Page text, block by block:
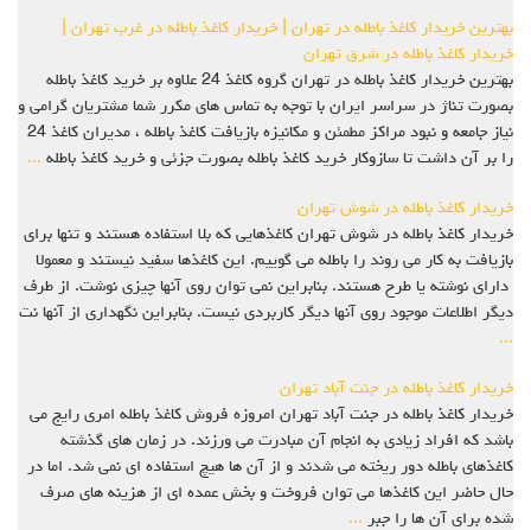
بهترین خریدار کاغذ باطله در تهران | خریدار کاغذ باطله در غرب تهران |
خریدار کاغذ باطله در شرق تهران
بهترین خریدار کاغذ باطله در تهران گروه کاغذ 24 علاوه بر خرید کاغذ باطله
بصورت تناژ در سراسر ایران با توجه به تماس های مکرر شما مشتریان گرامی و
نیاز جامعه و نبود مراکز مطمئن و مکانیزه بازیافت کاغذ باطله ، مدیران کاغذ 24
را بر آن داشت تا سازوکار خرید کاغذ باطله بصورت جزئی و خرید کاغذ باطله ...
خریدار کاغذ باطله در شوش تهران
خریدار کاغذ باطله در شوش تهران کاغذهایی که بلا استفاده هستند و تنها برای
بازیافت به کار می روند را باطله می گوییم. این کاغذها سفید نیستند و معمولا
دارای نوشته یا طرح هستند. بنابراین نمی توان روی آنها چیزی نوشت. از طرف
دیگر اطلاعات موجود روی آنها دیگر کاربردی نیست. بنابراین نگهداری از آنها نت
...
خریدار کاغذ باطله در جنت آباد تهران
خریدار کاغذ باطله در جنت آباد تهران امروزه فروش کاغذ باطله امری رایج می
باشد که افراد زیادی به انجام آن مبادرت می ورزند. در زمان های گذشته
کاغذهای باطله دور ریخته می شدند و از آن ها هیچ استفاده ای نمی شد. اما در
حال حاضر این کاغذها می توان فروخت و بخش عمده ای از هزینه های صرف
شده برای آن ها را جبر ...